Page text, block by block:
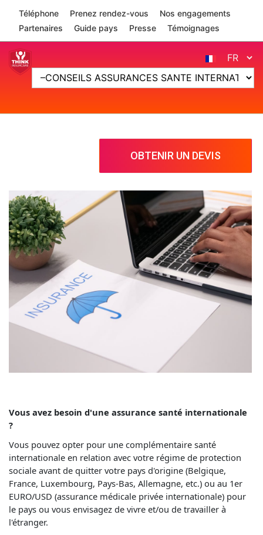
Skip to navigation
Skip to main content
Téléphone Prenez rendez-vous
Nos engagements
Partenaires
Guide pays Presse Témoignages
OBTENIR UN DEVIS
Vous avez besoin d'une assurance santé internationale
?
Vous pouvez opter pour une complémentaire santé
internationale en relation avec votre régime de protection
sociale avant de quitter votre pays d'origine (Belgique,
France, Luxembourg, Pays-Bas, Allemagne, etc.) ou au 1er
EURO/USD (assurance médicale privée internationale) pour
le pays ou vous envisagez de vivre et/ou de travailler à
l'étranger.